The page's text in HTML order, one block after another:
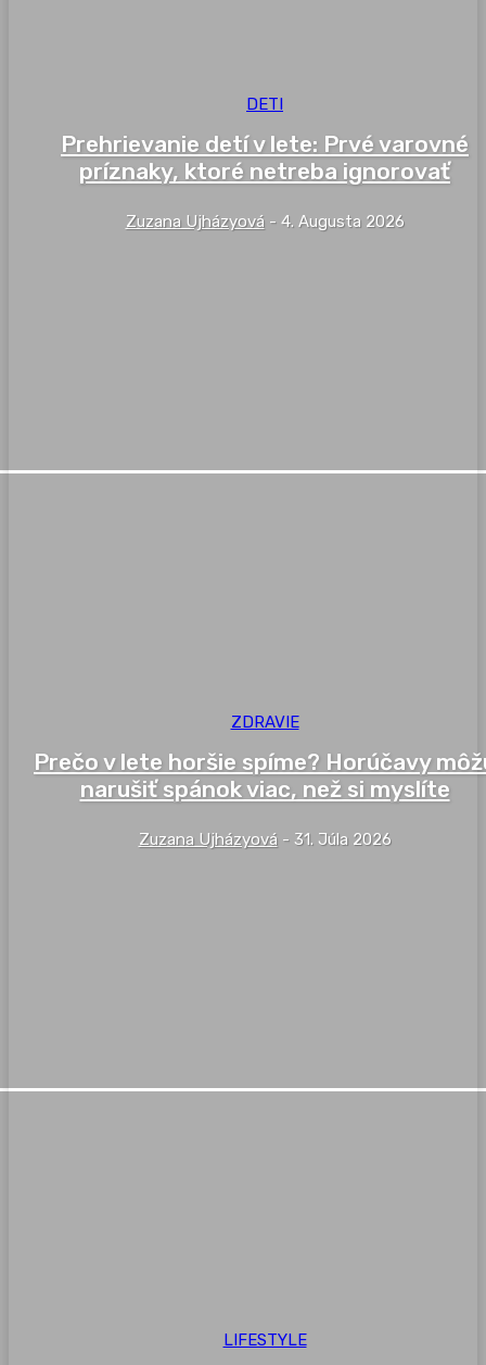
DETI
Prehrievanie detí v lete: Prvé varovné
príznaky, ktoré netreba ignorovať
Zuzana Ujházyová - 4. Augusta 2026
ZDRAVIE
Prečo v lete horšie spíme? Horúčavy
narušiť spánok viac, než si myslíte
Zuzana Ujházyová - 31. Júla 2026
LIFESTYLE